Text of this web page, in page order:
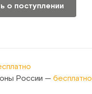
о поступлении
России — бесплатно